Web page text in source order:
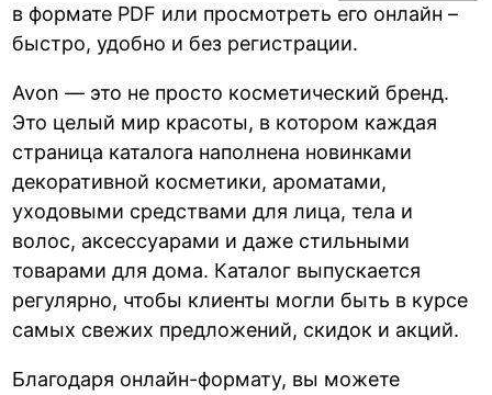
в формате PDF или просмотреть его онлайн –
быстро, удобно и без регистрации.
Avon — это не просто косметический бренд.
Это целый мир красоты, в котором каждая
страница каталога наполнена новинками
декоративной косметики, ароматами,
уходовыми средствами для лица, тела и
волос, аксессуарами и даже стильными
товарами для дома. Каталог выпускается
регулярно, чтобы клиенты могли быть в курсе
самых свежих предложений, скидок и акций.
Благодаря онлайн-формату, вы можете